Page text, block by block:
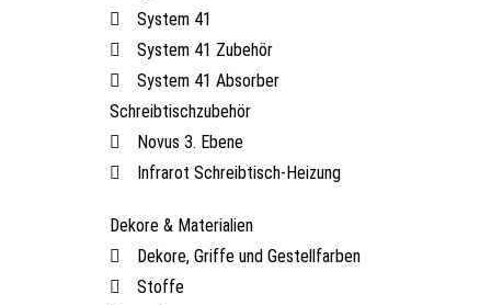
System 41
System 41 Zubehör
System 41 Absorber
Schreibtischzubehör
Novus 3. Ebene
Infrarot Schreibtisch-Heizung
Dekore & Materialien
Dekore, Griffe und Gestellfarben
Stoffe